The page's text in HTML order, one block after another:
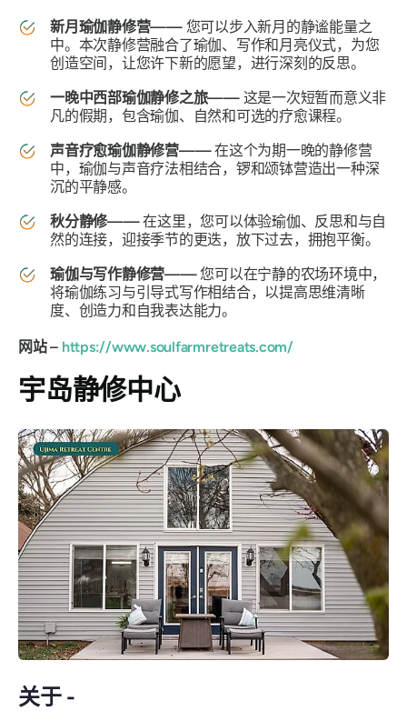
新月瑜伽静修营—— 您可以步入新月的静谧能量之
中。本次静修营融合了瑜伽、写作和月亮仪式，为您
创造空间，让您许下新的愿望，进行深刻的反思。
一晚中西部瑜伽静修之旅—— 这是一次短暂而意义非
凡的假期，包含瑜伽、自然和可选的疗愈课程。
声音疗愈瑜伽静修营——在这个为期一晚的静修营
中，瑜伽与声音疗法相结合，锣和颂钵营造出一种深
沉的平静感。
秋分静修——在这里，您可以体验瑜伽、反思和与自
然的连接，迎接季节的更迭，放下过去，拥抱平衡。
瑜伽与写作静修营——您可以在宁静的农场环境中，
将瑜伽练习与引导式写作相结合，以提高思维清晰
度、创造力和自我表达能力。
网站 – https://www.soulfarmretreats.com/
宇岛静修中心
关于 -